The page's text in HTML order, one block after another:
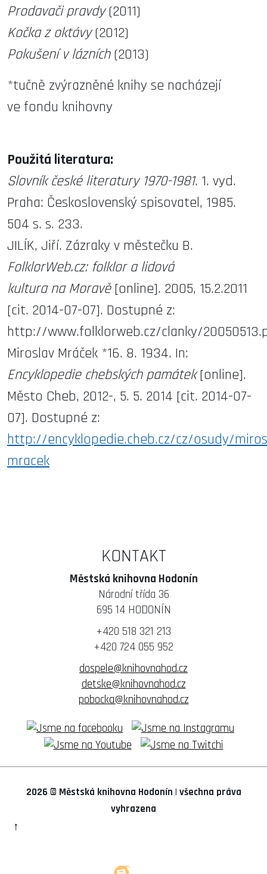
Prodavači pravdy(2011)
Kočka z oktávy(2012)
Pokušení v lázních(2013)
*tučně zvýrazněné knihy se nacházejí
ve fondu knihovny
Použitá literatura:
Slovník české literatury 1970-1981. 1. vyd.
Praha: Československý spisovatel, 1985.
504 s. s. 233.
JILÍK, Jiří. Zázraky v městečku B.
FolklorWeb.cz: folklor a lidová
kultura na Moravě[online]. 2005, 15.2.2011
[cit. 2014-07-07]. Dostupné z:
http://www.folklorweb.cz/clanky/
Miroslav Mráček *16. 8. 1934. In:
Encyklopedie chebských památek[online].
Město Cheb, 2012-, 5. 5. 2014 [cit. 2014-07-
07]. Dostupné z:
http://encyklopedie.cheb.cz/cz/osudy/
mracek
KONTAKT
Městská knihovna Hodonín
Národní třída 36
695 14 HODONÍN
+420 518 321 213
+420 724 055 952
dospele@knihovnahod.cz
detske@knihovnahod.cz
pobocka@knihovnahod.cz
2026 © Městská knihovna Hodonín | všechna práva
vyhrazena
↑